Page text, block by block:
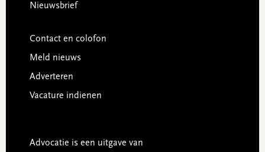
Nieuwsbrief
Contact en colofon
Meld nieuws
Adverteren
Vacature indienen
Advocatie is een uitgave van